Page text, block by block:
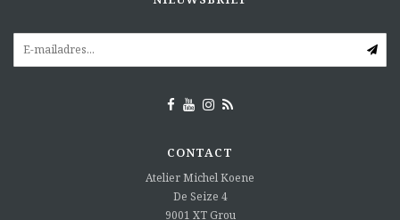
CONTACT
Atelier Michel Koene
De Seize 4
9001 XT Grou